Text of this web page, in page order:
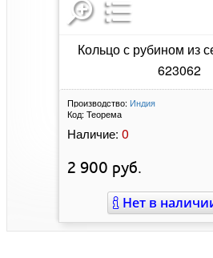
Кольцо с рубином из
623062
Производство: Индия
Код: Теорема
Наличие: 0
2 900 руб.
Нет в